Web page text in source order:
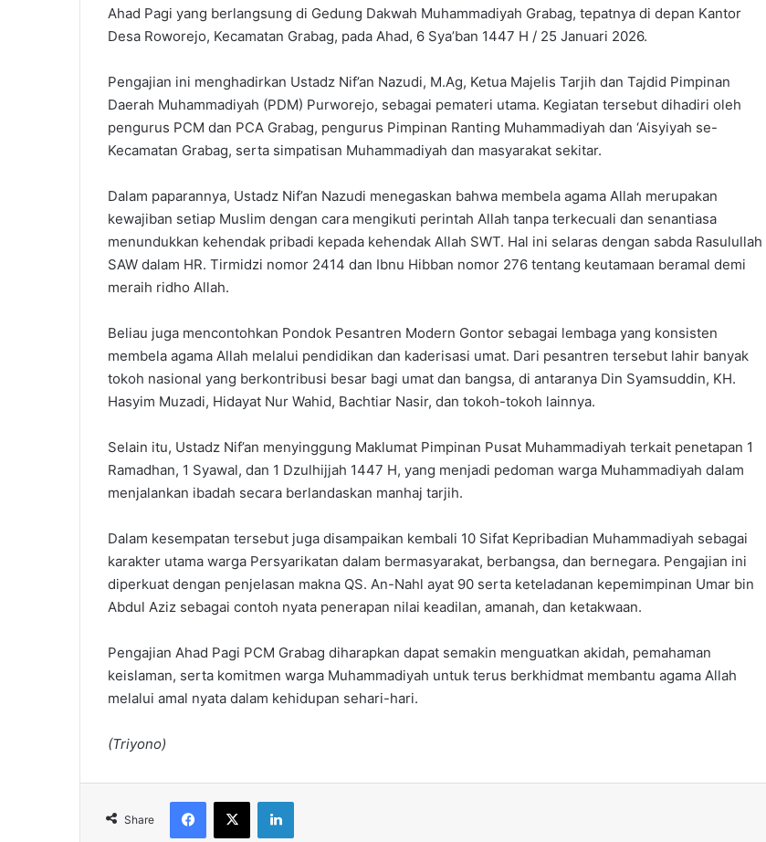
Ahad Pagi yang berlangsung di Gedung Dakwah Muhammadiyah Grabag, tepatnya di depan Kantor
Desa Roworejo, Kecamatan Grabag, pada Ahad, 6 Sya’ban 1447 H / 25 Januari 2026.
Pengajian ini menghadirkan Ustadz Nif’an Nazudi, M.Ag, Ketua Majelis Tarjih dan Tajdid Pimpinan
Daerah Muhammadiyah (PDM) Purworejo, sebagai pemateri utama. Kegiatan tersebut dihadiri oleh
pengurus PCM dan PCA Grabag, pengurus Pimpinan Ranting Muhammadiyah dan ‘Aisyiyah se-
Kecamatan Grabag, serta simpatisan Muhammadiyah dan masyarakat sekitar.
Dalam paparannya, Ustadz Nif’an Nazudi menegaskan bahwa membela agama Allah merupakan
kewajiban setiap Muslim dengan cara mengikuti perintah Allah tanpa terkecuali dan senantiasa
menundukkan kehendak pribadi kepada kehendak Allah SWT. Hal ini selaras dengan sabda Rasulullah
SAW dalam HR. Tirmidzi nomor 2414 dan Ibnu Hibban nomor 276 tentang keutamaan beramal demi
meraih ridho Allah.
Beliau juga mencontohkan Pondok Pesantren Modern Gontor sebagai lembaga yang konsisten
membela agama Allah melalui pendidikan dan kaderisasi umat. Dari pesantren tersebut lahir banyak
tokoh nasional yang berkontribusi besar bagi umat dan bangsa, di antaranya Din Syamsuddin, KH.
Hasyim Muzadi, Hidayat Nur Wahid, Bachtiar Nasir, dan tokoh-tokoh lainnya.
Selain itu, Ustadz Nif’an menyinggung Maklumat Pimpinan Pusat Muhammadiyah terkait penetapan 1
Ramadhan, 1 Syawal, dan 1 Dzulhijjah 1447 H, yang menjadi pedoman warga Muhammadiyah dalam
menjalankan ibadah secara berlandaskan manhaj tarjih.
Dalam kesempatan tersebut juga disampaikan kembali 10 Sifat Kepribadian Muhammadiyah sebagai
karakter utama warga Persyarikatan dalam bermasyarakat, berbangsa, dan bernegara. Pengajian ini
diperkuat dengan penjelasan makna QS. An-Nahl ayat 90 serta keteladanan kepemimpinan Umar bin
Abdul Aziz sebagai contoh nyata penerapan nilai keadilan, amanah, dan ketakwaan.
Pengajian Ahad Pagi PCM Grabag diharapkan dapat semakin menguatkan akidah, pemahaman
keislaman, serta komitmen warga Muhammadiyah untuk terus berkhidmat membantu agama Allah
melalui amal nyata dalam kehidupan sehari-hari.
(Triyono)
Share
Facebook
X LinkedIn